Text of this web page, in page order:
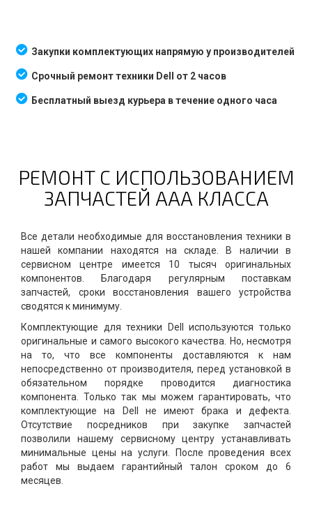
Закупки комплектующих напрямую у производителей
Срочный ремонт техники Dell от 2 часов
Бесплатный выезд курьера в течение одного часа
РЕМОНТ С ИСПОЛЬЗОВАНИЕМ
ЗАПЧАСТЕЙ ААА КЛАССА
Все детали необходимые для восстановления техники в
нашей компании находятся на складе. В наличии в
сервисном центре имеется 10 тысяч оригинальных
компонентов. Благодаря регулярным поставкам
запчастей, сроки восстановления вашего устройства
сводятся к минимуму.
Комплектующие для техники Dell используются только
оригинальные и самого высокого качества. Но, несмотря
на то, что все компоненты доставляются к нам
непосредственно от производителя, перед установкой в
обязательном порядке проводится диагностика
компонента. Только так мы можем гарантировать, что
комплектующие на Dell не имеют брака и дефекта.
Отсутствие посредников при закупке запчастей
позволили нашему сервисному центру устанавливать
минимальные цены на услуги. После проведения всех
работ мы выдаем гарантийный талон сроком до 6
месяцев.